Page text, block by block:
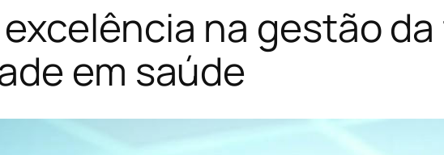
na gestão
em saúde